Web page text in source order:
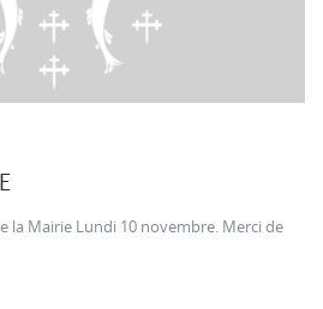
la Mairie Lundi 10 novembre. Merci de